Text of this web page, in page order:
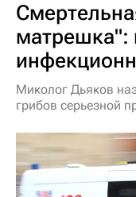
матрешка":
Миколог Дьяков
грибов серьезной